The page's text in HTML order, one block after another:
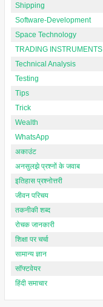
Shipping
Software-Development
Space Technology
TRADING INSTRUMENTS
Technical Analysis
Testing
Tips
Trick
Wealth
WhatsApp
अकाउंट
अनसुलझे प्रश्नों के जवाब
इतिहास प्रश्नोत्तरी
जीवन परिचय
तकनीकी शब्द
रोचक जानकारी
शिक्षा पर चर्चा
सामान्य ज्ञान
सॉफ्टवेयर
हिंदी समाचार